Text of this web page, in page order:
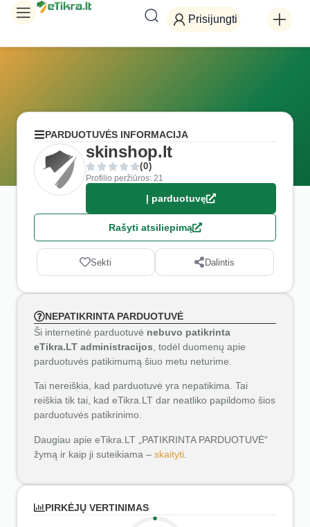
Prisijungti
PARDUOTUVĖS INFORMACIJA
skinshop.lt
(0)
Profilio peržiūros: 21
Į parduotuvę
Rašyti atsiliepimą
Sekti Dalintis
NEPATIKRINTA PARDUOTUVĖ
Ši internetinė parduotuvė nebuvo patikrinta
eTikra.LT administracijos , todėl duomenų apie
parduotuvės patikimumą šiuo metu neturime.
Tai nereiškia, kad parduotuvė yra nepatikima. Tai
reiškia tik tai, kad eTikra.LT dar neatliko papildomo šios
parduotuvės patikrinimo.
Daugiau apie eTikra.LT „PATIKRINTA PARDUOTUVĖ“
žymą ir kaip ji suteikiama – skaityti
PIRKĖJŲ VERTINIMAS